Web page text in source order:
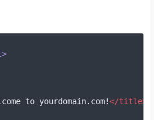
to yourdomain.com!</title>